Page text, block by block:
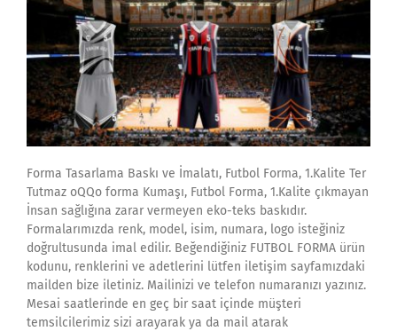
Forma Tasarlama Baskı ve İmalatı, Futbol Forma, 1.Kalite Ter
Tutmaz oQQo forma Kumaşı, Futbol Forma, 1.Kalite çıkmayan
İnsan sağlığına zarar vermeyen eko-teks baskıdır.
Formalarımızda renk, model, isim, numara, logo isteğiniz
doğrultusunda imal edilir. Beğendiğiniz FUTBOL FORMA ürün
kodunu, renklerini ve adetlerini lütfen iletişim sayfamızdaki
mailden bize iletiniz. Mailinizi ve telefon numaranızı yazınız.
Mesai saatlerinde en geç bir saat içinde müşteri
temsilcilerimiz sizi arayarak ya da mail atarak